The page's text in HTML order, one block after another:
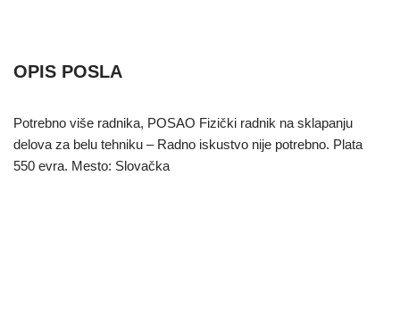
OPIS POSLA
Potrebno više radnika, POSAO Fizički radnik na sklapanju
delova za belu tehniku – Radno iskustvo nije potrebno. Plata
550 evra. Mesto: Slovačka